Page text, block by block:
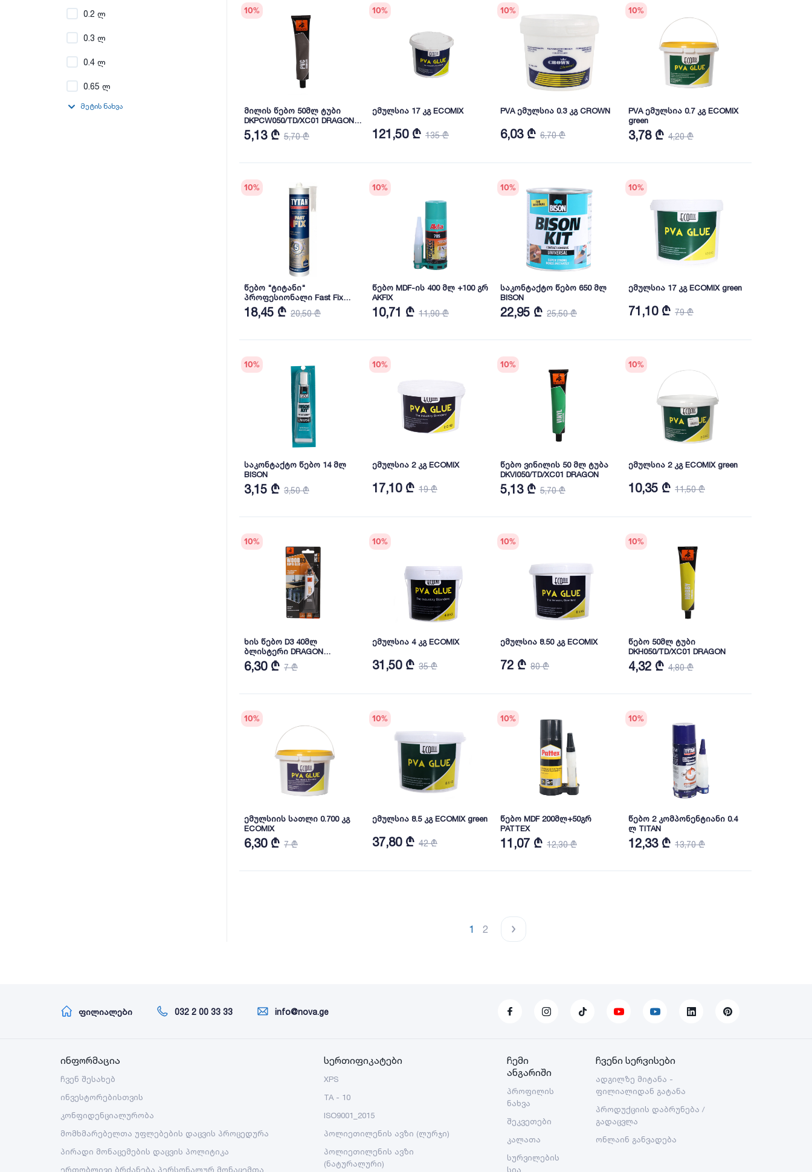
0.2 ლ
0.3 ლ
0.4 ლ
0.65 ლ
მეტის ნახვა
10%
მილის წებო 50მლ ტუბი
DKPCW050/TD/XC01 DRAGON
PVC
5,13 ₾ 5,70 ₾
10%
ემულსია 17 კგ ECOMIX
121,50 ₾ 135 ₾
10%
PVA ემულსია 0.3 კგ CROWN
6,03 ₾ 6,70 ₾
10%
PVA ემულსია 0.7 კგ ECOMIX
green
3,78 ₾ 4,20 ₾
10%
წებო "ტიტანი"
პროფესიონალი Fast Fix
290მლ
18,45 ₾ 20,50 ₾
10%
წებო MDF-ის 400 მლ +100 გრ
AKFIX
10,71 ₾ 11,90 ₾
10%
საკონტაქტო წებო 650 მლ
BISON
22,95 ₾ 25,50 ₾
10%
ემულსია 17 კგ ECOMIX green
71,10 ₾ 79 ₾
10%
საკონტაქტო წებო 14 მლ
BISON
3,15 ₾ 3,50 ₾
10%
ემულსია 2 კგ ECOMIX
17,10 ₾ 19 ₾
10%
წებო ვინილის 50 მლ ტუბა
DKVI050/TD/XC01 DRAGON
5,13 ₾ 5,70 ₾
10%
ემულსია 2 კგ ECOMIX green
10,35 ₾ 11,50 ₾
10%
ხის წებო D3 40მლ
ბლისტერი DRAGON
DKDD3040/BL/INT1
6,30 ₾ 7 ₾
10%
ემულსია 4 კგ ECOMIX
31,50 ₾ 35 ₾
10%
ემულსია 8.50 კგ ECOMIX
72 ₾ 80 ₾
10%
წებო 50მლ ტუბი
DKH050/TD/XC01 DRAGON
4,32 ₾ 4,80 ₾
10%
ემულსიის სათლი 0.700 კგ
ECOMIX
6,30 ₾ 7 ₾
10%
ემულსია 8.5 კგ ECOMIX green
37,80 ₾ 42 ₾
10%
წებო MDF 200მლ+50გრ
PATTEX
11,07 ₾ 12,30 ₾
10%
წებო 2 კომპონენტიანი 0.4
ლ TITAN
12,33 ₾ 13,70 ₾
1 2
ფილიალები 032 2 00 33 33 info@nova.ge
ინფორმაცია
ჩვენ შესახებ
ინვესტორებისთვის
კონფიდენციალურობა
მომხმარებელთა უფლებების დაცვის პროცედურა
პირადი მონაცემების დაცვის პოლიტიკა
ერთობლივი ბრძანება პერსონალურ მონაცემთა
სერთიფიკატები
XPS
TA - 10
ISO9001_2015
პოლიეთილენის ავზი (ლურჯი)
პოლიეთილენის ავზი
(ნატურალური)
ჩემი
ანგარიში
პროფილის
ნახვა
შეკვეთები
კალათა
სურვილების
სია
ჩვენი სერვისები
ადგილზე მიტანა -
ფილიალიდან გატანა
პროდუქციის დაბრუნება /
გადაცვლა
ონლაინ განვადება